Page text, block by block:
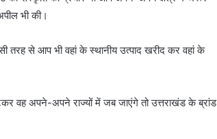
भी की।
तरह से आप भी वहां के स्थानीय उत्पाद खरीद कर वहां के
वह अपने-अपने राज्यों में जब जाएंगे तो उत्तराखंड के ब्रांड